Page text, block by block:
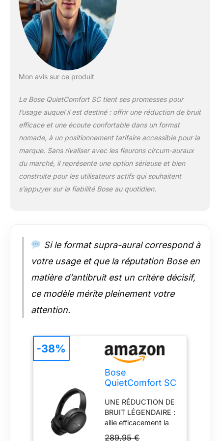
durée d’écoute DEUX
MODES D’ÉCOUTE :
le casque sans fil
Bose QuietComfort
présente un mode
totale du bruit à une
de votre
environnement pour
un contrôle du son
homogène UN SON
HAUTE QUALITÉ ET
RÉGLAGE DE
L’ÉGALISEUR :
donnez une nouvelle
fidélité doté d’une
égalisation réglable
vous permettant de
contrôler les basses,
les médiums et les
aigus UNE
casque sans fil Bose
QuietComfort s’étend
jusqu’à 24 heures,
auxquelles s’ajoutent
2 h 30
supplémentaires
avec une charge
rapide de 15 minutes
CÂBLE POUR LE
MICROPHONE
INCLUS : branchez le
Mon avis sur ce produit
Le Bose QuietComfort SC tient ses promesses pour
l’usage auquel il est destiné : offrir une réduction de bruit
efficace et une écoute confortable dans un format
nomade, à un positionnement tarifaire accessible pour la
marque. Sans rivaliser avec les fleurons circum-auraux
du marché, il représente une option sérieuse et bien
construite pour les utilisateurs actifs qui souhaitent
s’appuyer sur la fiabilité Bose au quotidien.
Si le format supra-aural correspond à
votre usage et que la réputation Bose en
matière d’antibruit est un critère décisif,
ce modèle mérite pleinement votre
attention.
Bose
QuietComfort SC
Casque sans Fil
immersif à
réduction de
Bruit, Casque
UNE RÉDUCTION DE
BRUIT LÉGENDAIRE :
allie efficacement la
technologie d’un
289,95 €
-38%